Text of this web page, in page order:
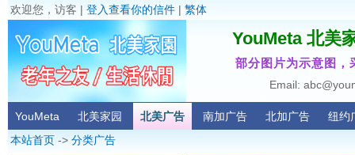
欢迎您，访客 | 登入查看你的信件 | 繁体
YouMeta 北美
部分图片为示意图，
Email:
YouMeta 北美家园 北美广告 南加广告 北加广告
纽约
本站首页 -> 分类广告